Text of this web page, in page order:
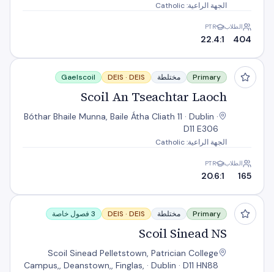
الجهة الراعية: Catholic
الطلاب
404
PTR
22.4:1
Scoil An Tseachtar Laoch
Primary مختلطة DEIS · DEIS
Gaelscoil
Scoil An Tseachtar Laoch
Bóthar Bhaile Munna, Baile Átha Cliath 11 · Dublin ·
D11 E306
الجهة الراعية: Catholic
الطلاب
165
PTR
20.6:1
Scoil Sinead NS
Primary مختلطة DEIS · DEIS 3 فصول خاصة
Scoil Sinead NS
Scoil Sinead Pelletstown, Patrician College
Campus,, Deanstown,, Finglas, · Dublin · D11 HN88